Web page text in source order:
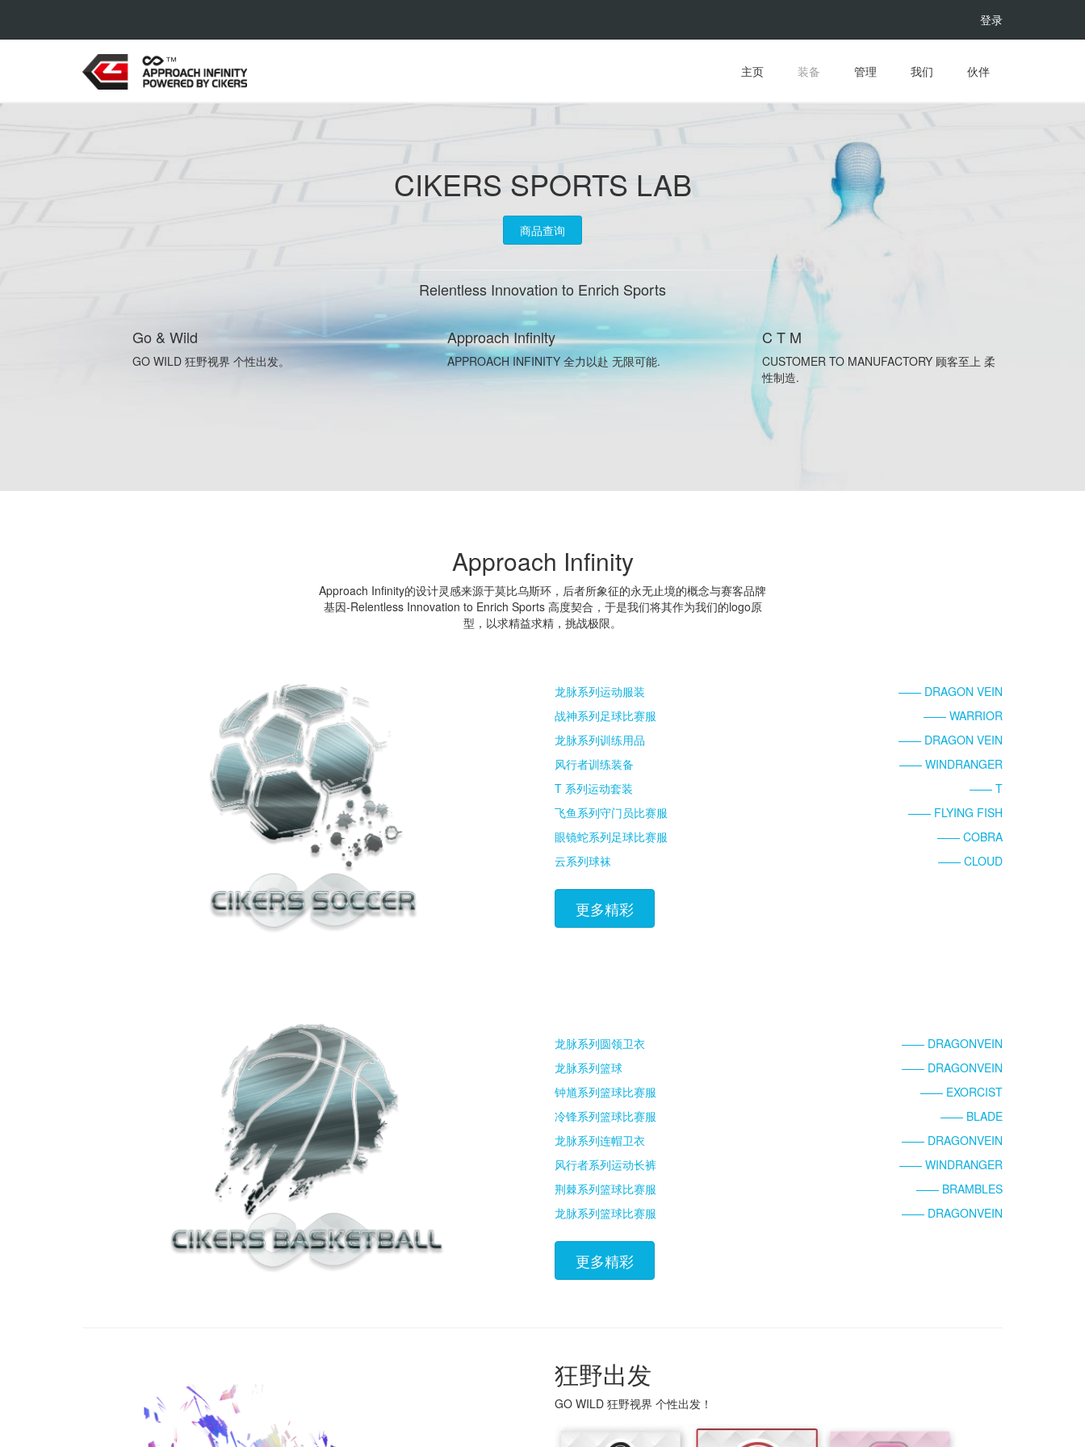
登录
主页 装备 管理 我们 伙伴
CIKERS SPORTS LAB
商品查询
Relentless Innovation to Enrich Sports
Go & Wild
GO WILD 狂野视界 个性出发。
Approach Infinlty
APPROACH INFINITY 全力以赴 无限可能.
C T M
CUSTOMER TO MANUFACTORY 顾客至上 柔
性制造.
Approach Infinity
Approach Infinity的设计灵感来源于莫比乌斯环，后者所象征的永无止境的概念与赛客品牌
基因-Relentless Innovation to Enrich Sports 高度契合，于是我们将其作为我们的logo原
型，以求精益求精，挑战极限。
龙脉系列运动服装
—— DRAGON VEIN
战神系列足球比赛服
—— WARRIOR
龙脉系列训练用品
—— DRAGON VEIN
风行者训练装备
—— WINDRANGER
T 系列运动套装
—— T
飞鱼系列守门员比赛服
—— FLYING FISH
眼镜蛇系列足球比赛服
—— COBRA
云系列球袜
—— CLOUD
更多精彩
龙脉系列圆领卫衣
—— DRAGONVEIN
龙脉系列篮球
—— DRAGONVEIN
钟馗系列篮球比赛服
—— EXORCIST
冷锋系列篮球比赛服
—— BLADE
龙脉系列连帽卫衣
—— DRAGONVEIN
风行者系列运动长裤
—— WINDRANGER
荆棘系列篮球比赛服
—— BRAMBLES
龙脉系列篮球比赛服
—— DRAGONVEIN
更多精彩
狂野出发
GO WILD 狂野视界 个性出发！